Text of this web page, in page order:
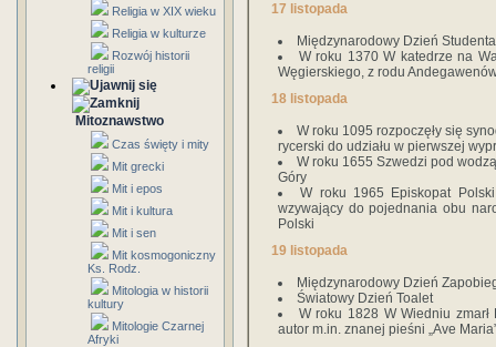
Religia w XIX wieku
Religia w kulturze
Rozwój historii
religii
Mitoznawstwo
Czas święty i mity
Mit grecki
Mit i epos
Mit i kultura
Mit i sen
Mit kosmogoniczny
Ks. Rodz.
Mitologia w historii
kultury
Mitologie Czarnej
Afryki
17 listopada
Międzynarodowy Dzień Studenta
W roku 1370 W katedrze na
Węgierskiego, z rodu
18 listopada
W roku 1095 rozpoczęły się
rycerski do udziału w pierwszej
W roku 1655 Szwedzi pod
Góry
W roku 1965 Episkopat
wzywający do pojednania obu
Polski
19 listopada
Międzynarodowy Dzień
Światowy Dzień Toalet
W roku 1828 W Wiedniu
autor m.in. znanej pieśni „Ave